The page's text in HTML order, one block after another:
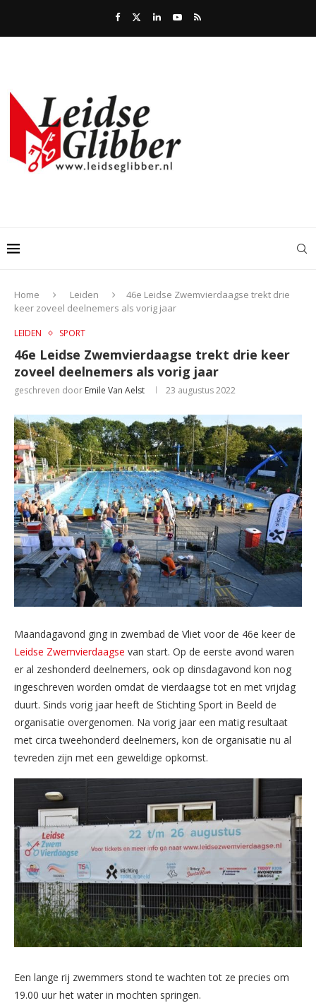
Home Leiden
46e Leidse Zwemvierdaagse trekt drie
keer zoveel deelnemers als vorig jaar
LEIDEN SPORT
46e Leidse Zwemvierdaagse trekt drie keer
zoveel deelnemers als vorig jaar
geschreven door Emile Van Aelst 23 augustus 2022
Maandagavond ging in zwembad de Vliet voor de 46e keer de
Leidse Zwemvierdaagse van start. Op de eerste avond waren
er al zeshonderd deelnemers, ook op dinsdagavond kon nog
ingeschreven worden omdat de vierdaagse tot en met vrijdag
duurt. Sinds vorig jaar heeft de Stichting Sport in Beeld de
organisatie overgenomen. Na vorig jaar een matig resultaat
met circa tweehonderd deelnemers, kon de organisatie nu al
tevreden zijn met een geweldige opkomst.
Een lange rij zwemmers stond te wachten tot ze precies om
19.00 uur het water in mochten springen.